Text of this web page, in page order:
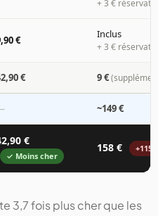
+ 3 €
€ Inclus
+ 3 €
€ 9 €
~149 €
€
✓ Moins cher
158 € +115 €
3,7 fois plus cher que les